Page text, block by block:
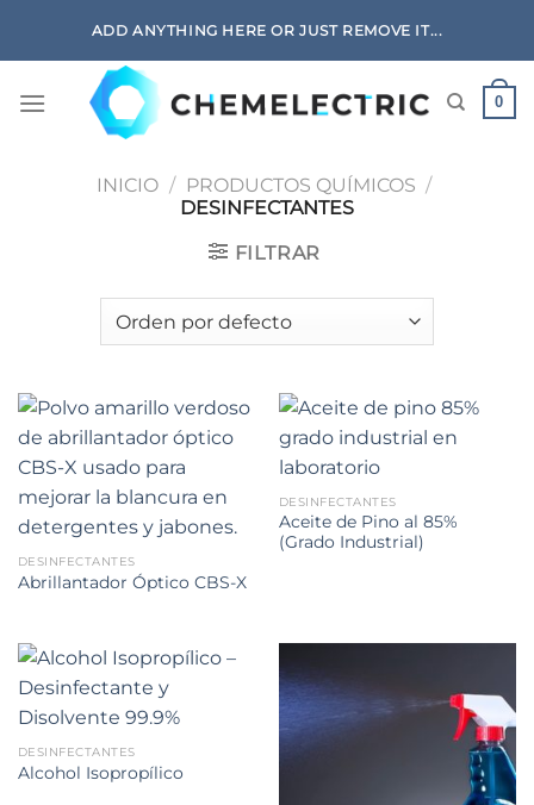
ADD ANYTHING HERE OR JUST REMOVE IT...
0
INICIO / PRODUCTOS QUÍMICOS /
DESINFECTANTES
FILTRAR
DESINFECTANTES
Abrillantador Óptico CBS-X
DESINFECTANTES
Aceite de Pino al 85%
(Grado Industrial)
DESINFECTANTES
Alcohol Isopropílico